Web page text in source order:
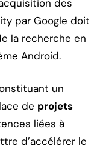
des
par Google doit
la recherche en
Android.
un
de projets
liées à
d’accélérer le